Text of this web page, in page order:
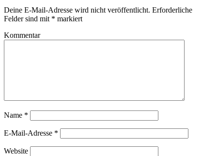
Deine E-Mail-Adresse wird nicht veröffentlicht. Erforderliche
Felder sind mit * markiert
Kommentar
Name *
E-Mail-Adresse *
Website